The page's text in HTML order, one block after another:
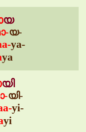
യ
യ-
ya-
ya
യി
യി-
yi-
yi